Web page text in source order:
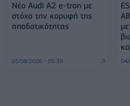
Νέο Audi A2 e-tron με
στόχο την κορυφή της
αποδοτικότητας
05/08/2026 - 05:39